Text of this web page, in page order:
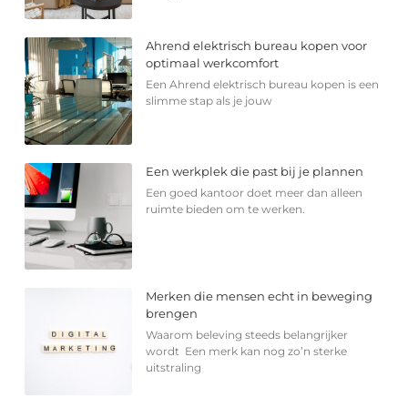
Ahrend elektrisch bureau kopen voor
optimaal werkcomfort
Een Ahrend elektrisch bureau kopen is een
slimme stap als je jouw
Een werkplek die past bij je plannen
Een goed kantoor doet meer dan alleen
ruimte bieden om te werken.
Merken die mensen echt in beweging
brengen
Waarom beleving steeds belangrijker
wordt Een merk kan nog zo’n sterke
uitstraling